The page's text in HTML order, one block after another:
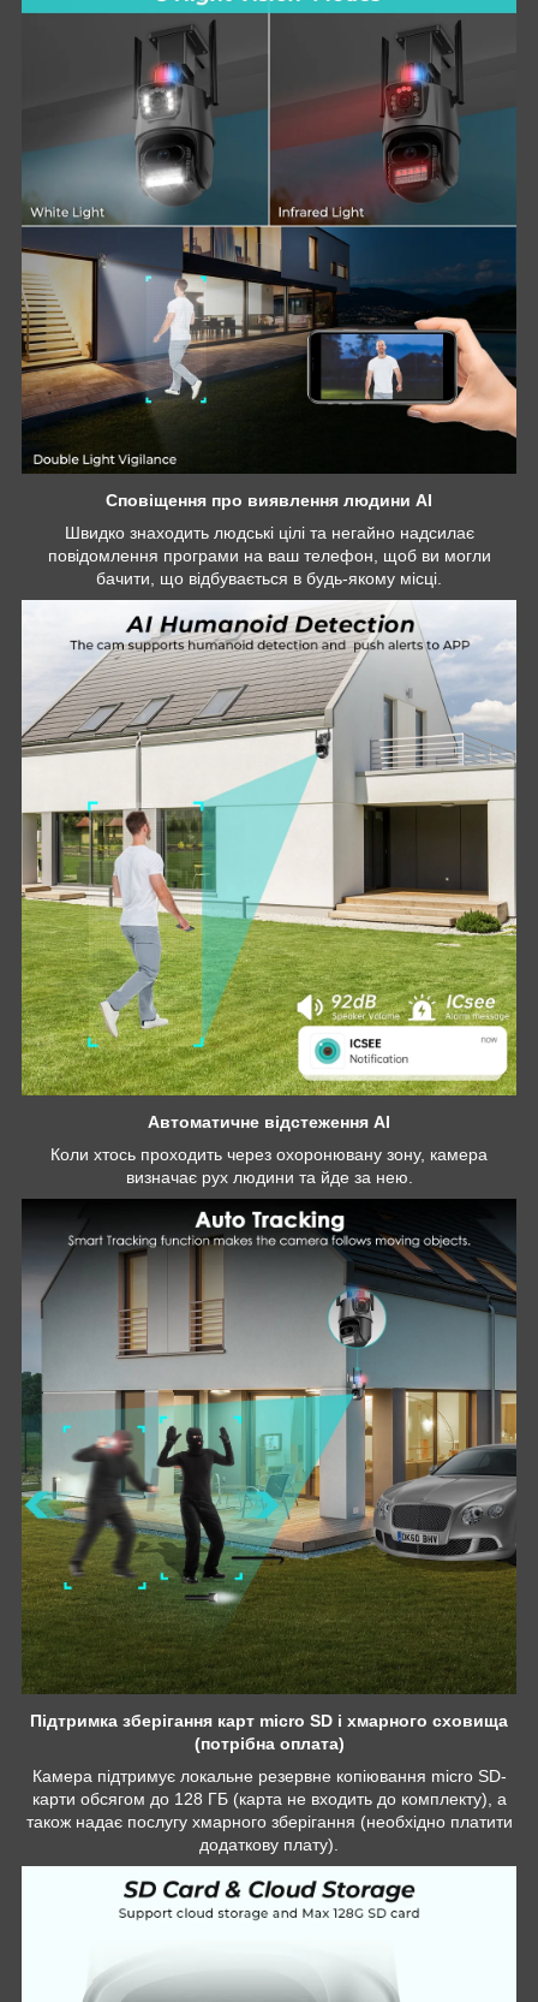
Сповіщення про виявлення людини AI
Швидко знаходить людські цілі та негайно надсилає
повідомлення програми на ваш телефон, щоб ви могли
бачити, що відбувається в будь-якому місці.
Автоматичне відстеження AI
Коли хтось проходить через охоронювану зону, камера
визначає рух людини та йде за нею.
Підтримка зберігання карт micro SD і хмарного сховища
(потрібна оплата)
Камера підтримує локальне резервне копіювання micro SD-
карти обсягом до 128 ГБ (карта не входить до комплекту), а
також надає послугу хмарного зберігання (необхідно платити
додаткову плату).